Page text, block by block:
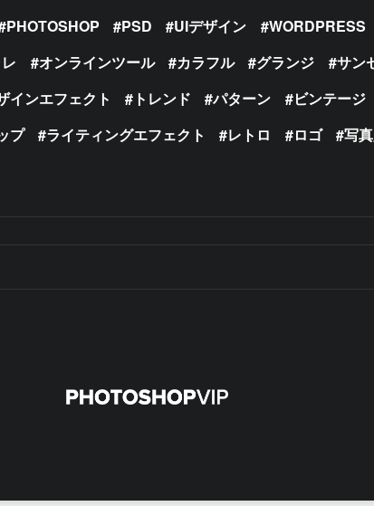
PHOTOSHOP PSD UIデザイン WORDPRESS
オンラインツール カラフル グランジ サン
インエフェクト トレンド パターン ビンテージ
プ ライティングエフェクト レトロ ロゴ 写